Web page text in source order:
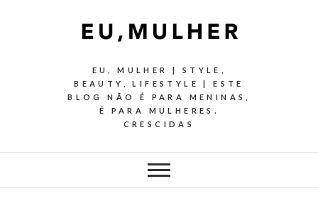
EU, MULHER | STYLE,
BEAUTY, LIFESTYLE | ESTE
BLOG NÃO É PARA MENINAS,
É PARA MULHERES.
CRESCIDAS